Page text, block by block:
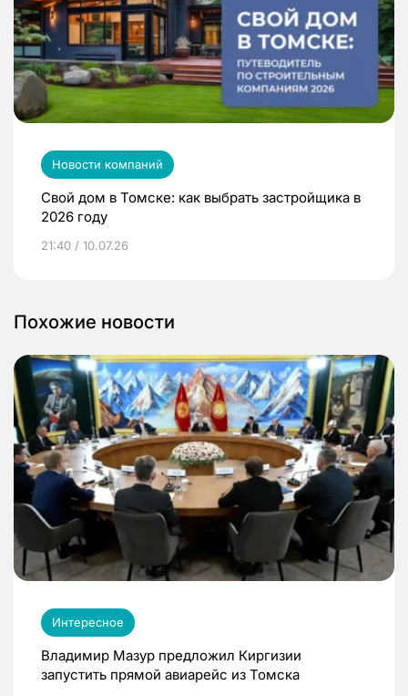
Новости компаний
Свой дом в Томске: как выбрать застройщика в
2026 году
21:40 / 10.07.26
Похожие новости
Интересное
Владимир Мазур предложил Киргизии
запустить прямой авиарейс из Томска